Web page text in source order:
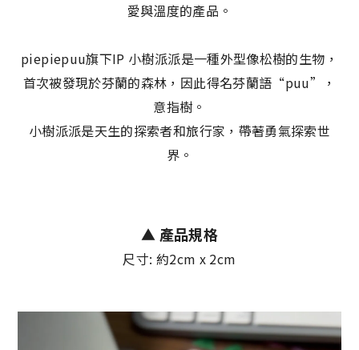
愛與溫度的產品。
piepiepuu旗下IP 小樹派派是一種外型像松樹的生物，
首次被發現於芬蘭的森林，因此得名芬蘭語“puu”，
意指樹。
小樹派派是天生的探索者和旅行家，帶著勇氣探索世
界。
▲ 產品規格
尺寸: 約2cm x 2cm